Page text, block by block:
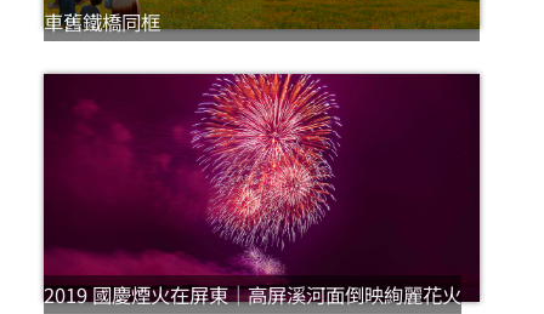
車舊鐵橋同框
2019 國慶煙火在屏東｜高屏溪河面倒映絢麗花火